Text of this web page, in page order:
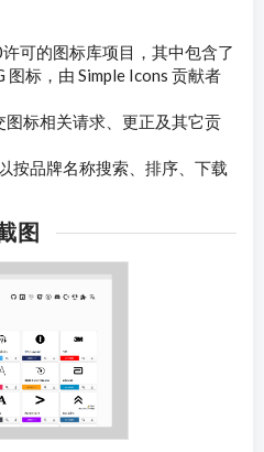
可的图标库项目，其中包含了
标，由 Simple Icons 贡献者
图标相关请求、更正及其它贡
按品牌名称搜索、排序、下载
图